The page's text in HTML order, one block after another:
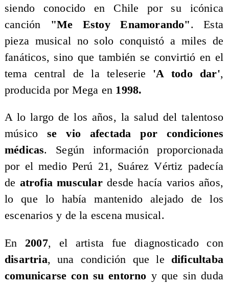
siendo conocido en Chile por su icónica
canción "Me Estoy Enamorando". Esta
pieza musical no solo conquistó a miles de
fanáticos, sino que también se convirtió en el
tema central de la teleserie 'A todo dar',
producida por Mega en 1998.
​A lo largo de los años, la salud del talentoso
músicose vio afectada por condiciones
médicas. Según información proporcionada
por el medio Perú 21, Suárez Vértiz padecía
de atrofia musculardesde hacía varios años,
lo que lo había mantenido alejado de los
escenarios y de la escena musical.
​En 2007, el artista fue diagnosticado con
disartria, una condición que le dificultaba
comunicarse con su entorno y que sin duda